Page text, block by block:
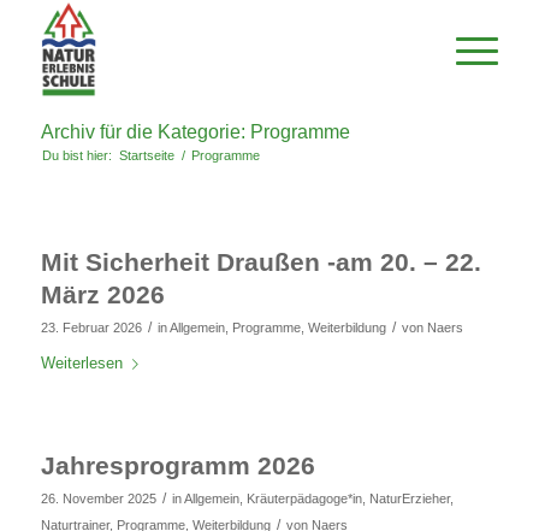
Archiv für die Kategorie: Programme
Du bist hier: Startseite / Programme
Mit Sicherheit Draußen -am 20. – 22.
März 2026
23. Februar 2026 / inAllgemein, Programme, Weiterbildung / von Naers
Weiterlesen
Jahresprogramm 2026
26. November 2025 / inAllgemein, Kräuterpädagoge*in, NaturErzieher,
Naturtrainer, Programme, Weiterbildung / von Naers